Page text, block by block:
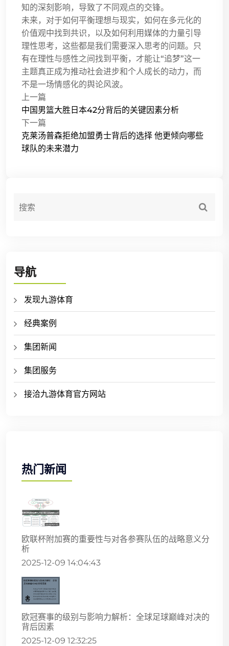
知的深刻影响，导致了不同观点的交锋。
未来，对于如何平衡理想与现实，如何在多元化的
价值观中找到共识，以及如何利用媒体的力量引导
理性思考，这些都是我们需要深入思考的问题。只
有在理性与感性之间找到平衡，才能让“追梦”这一
主题真正成为推动社会进步和个人成长的动力，而
不是一场情感化的舆论风波。
上一篇
中国男篮大胜日本42分背后的关键因素分析
下一篇
克莱汤普森拒绝加盟勇士背后的选择 他更倾向哪些
球队的未来潜力
导航
发现九游体育
经典案例
集团新闻
集团服务
接洽九游体育官方网站
热门新闻
欧联杯附加赛的重要性与对各参赛队伍的战略意义分
析
2025-12-09 14:04:43
欧冠赛事的级别与影响力解析：全球足球巅峰对决的
背后因素
2025-12-09 12:32:25